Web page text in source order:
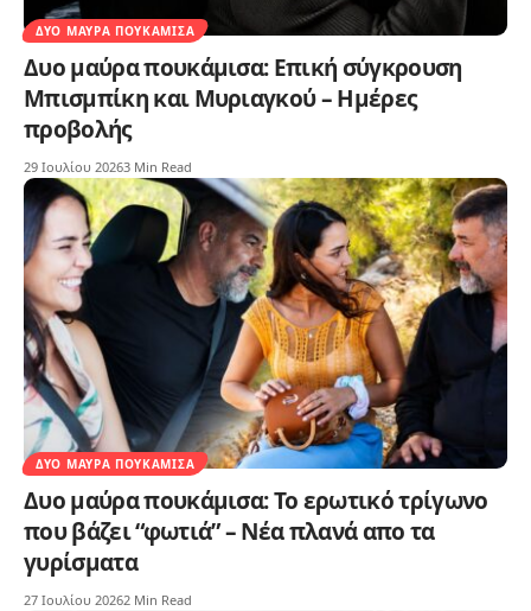
ΔΥΟ ΜΑΎΡΑ ΠΟΥΚΆΜΙΣΑ
Δυο μαύρα πουκάμισα: Επική σύγκρουση
Μπισμπίκη και Μυριαγκού – Ημέρες
προβολής
29 Ιουλίου 20263 Min Read
ΔΥΟ ΜΑΎΡΑ ΠΟΥΚΆΜΙΣΑ
Δυο μαύρα πουκάμισα: Το ερωτικό τρίγωνο
που βάζει “φωτιά” – Νέα πλανά απο τα
γυρίσματα
27 Ιουλίου 20262 Min Read